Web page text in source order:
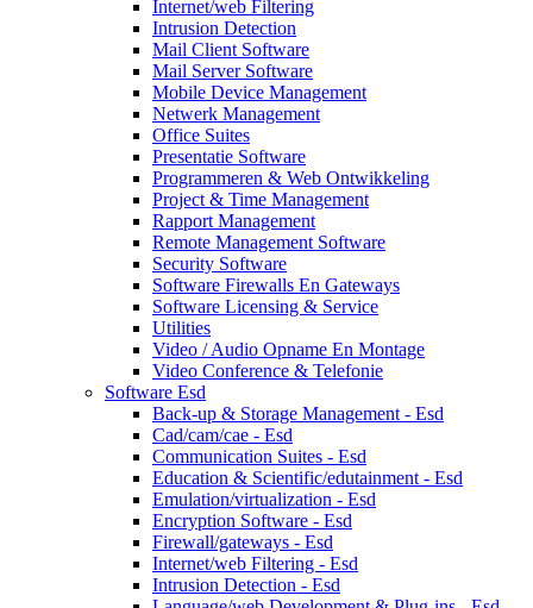
Internet/web Filtering
Intrusion Detection
Mail Client Software
Mail Server Software
Mobile Device Management
Netwerk Management
Office Suites
Presentatie Software
Programmeren & Web Ontwikkeling
Project & Time Management
Rapport Management
Remote Management Software
Security Software
Software Firewalls En Gateways
Software Licensing & Service
Utilities
Video / Audio Opname En Montage
Video Conference & Telefonie
Software Esd
Back-up & Storage Management - Esd
Cad/cam/cae - Esd
Communication Suites - Esd
Education & Scientific/edutainment - Esd
Emulation/virtualization - Esd
Encryption Software - Esd
Firewall/gateways - Esd
Internet/web Filtering - Esd
Intrusion Detection - Esd